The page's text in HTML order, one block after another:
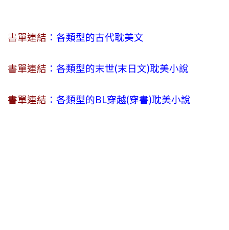
書單連結 ：各類型的古代耽美文
書單連結 ：各類型的末世(末日文)耽美小說
書單連結 ：各類型的BL穿越(穿書)耽美小說